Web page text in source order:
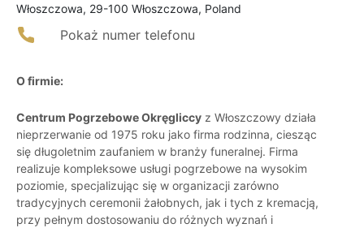
Włoszczowa, 29-100 Włoszczowa, Poland
Pokaż numer telefonu
O firmie:
Centrum Pogrzebowe Okręgliccy z Włoszczowy działa
nieprzerwanie od 1975 roku jako firma rodzinna, ciesząc
się długoletnim zaufaniem w branży funeralnej. Firma
realizuje kompleksowe usługi pogrzebowe na wysokim
poziomie, specjalizując się w organizacji zarówno
tradycyjnych ceremonii żałobnych, jak i tych z kremacją,
przy pełnym dostosowaniu do różnych wyznań i